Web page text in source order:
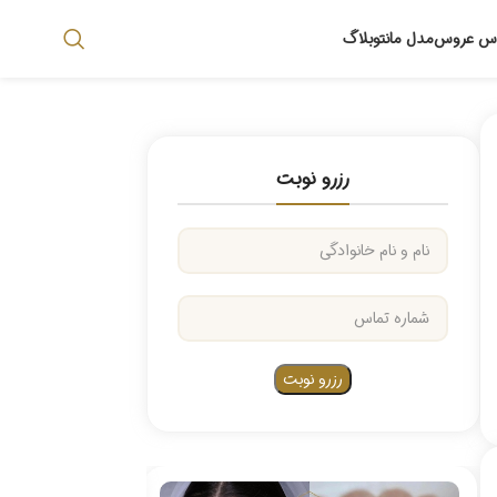
عروسمدل مانتوبلاگ
رزرو نوبت